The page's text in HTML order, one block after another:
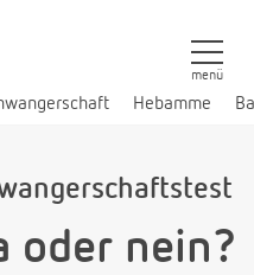
Hebamme
menü
oder nein?